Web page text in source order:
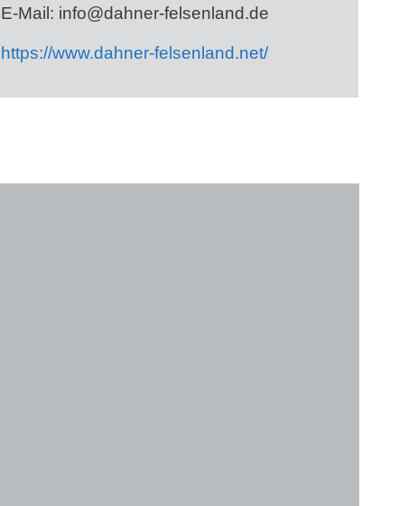
E-Mail: info@dahner-felsenland.de
https://www.dahner-felsenland.net/